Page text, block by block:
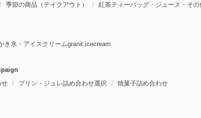
季節の商品（テイクアウト） 紅茶ティーバッグ・ジュース・その
き氷・アイスクリームgranit,icecream
せ プリン・ジュレ詰め合わせ選択 焼菓子詰め合わせ